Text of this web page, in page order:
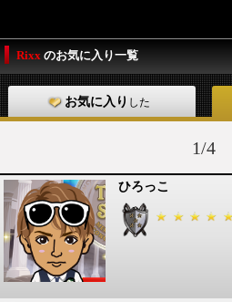
Rixx のお気に入り一覧
お気に入り した
1/4
ひろっこ